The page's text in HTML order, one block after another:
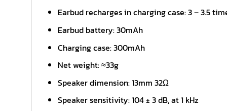
Earbud recharges in charging case: 3 – 3.5
Earbud battery: 30mAh
Charging case: 300mAh
Net weight: ≈33g
Speaker dimension: 13mm 32Ω
Speaker sensitivity: 104 ± 3 dB, at 1 kHz